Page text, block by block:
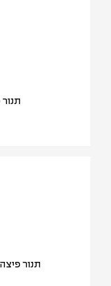
תנור
תנור פיצה